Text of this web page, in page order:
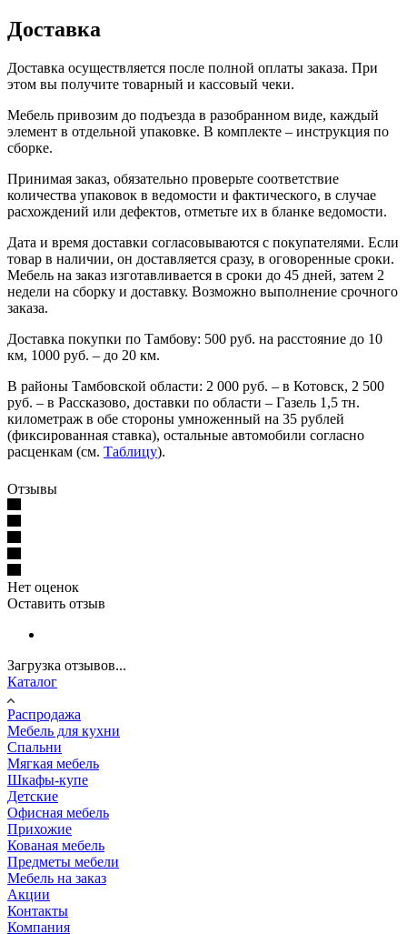
Доставка
Доставка осуществляется после полной оплаты заказа. При
этом вы получите товарный и кассовый чеки.
Мебель привозим до подъезда в разобранном виде, каждый
элемент в отдельной упаковке. В комплекте – инструкция по
сборке.
Принимая заказ, обязательно проверьте соответствие
количества упаковок в ведомости и фактического, в случае
расхождений или дефектов, отметьте их в бланке ведомости.
Дата и время доставки согласовываются с покупателями. Если
товар в наличии, он доставляется сразу, в оговоренные сроки.
Мебель на заказ изготавливается в сроки до 45 дней, затем 2
недели на сборку и доставку. Возможно выполнение срочного
заказа.
Доставка покупки по Тамбову: 500 руб. на расстояние до 10
км, 1000 руб. – до 20 км.
В районы Тамбовской области: 2 000 руб. – в Котовск, 2 500
руб. – в Рассказово, доставки по области – Газель 1,5 тн.
километраж в обе стороны умноженный на 35 рублей
(фиксированная ставка), остальные автомобили согласно
расценкам (см. Таблицу).
Отзывы
Нет оценок
Оставить отзыв
Загрузка отзывов...
Каталог
Распродажа
Мебель для кухни
Спальни
Мягкая мебель
Шкафы-купе
Детские
Офисная мебель
Прихожие
Кованая мебель
Предметы мебели
Мебель на заказ
Акции
Контакты
Компания